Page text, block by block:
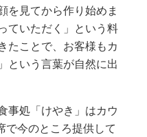
を見てから作り始めま
ていただく」という料
たことで、お客様もカ
という言葉が自然に出
事処「けやき」はカウ
で今のところ提供して